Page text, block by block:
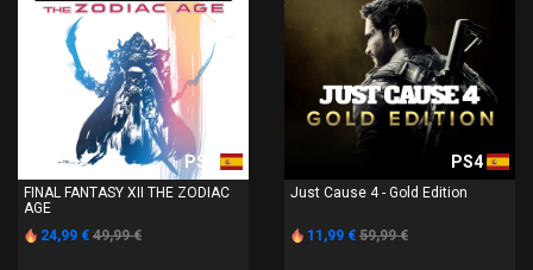
PS4
FINAL FANTASY XII THE ZODIAC
AGE
24,99 € 49,99 €
PS4
Just Cause 4 - Gold Edition
11,99 € 59,99 €